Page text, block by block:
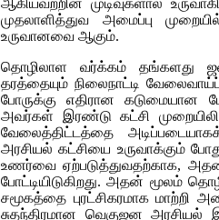
ஆகியவற்றின் முடிவுகளால்
முதலாளித்துவ அமைப்பு
உருவானவை ஆகும்.
தொழிலாள வர்க்கம் தங்களது
தரத்தையும் நிலைநாட்டி
போருக்கு எதிரான கடுமையான
அவர்கள் இரண்டு கட்சி
வேலைத்திட்டத்தை
அரசியல் கட்சியை உருவாக்கும்
உணர்வை ஏற்படுத்துவதற்காக,
போட்டியிடுகிறது. அதன் மூலம்
சமூகத்தை புரட்சிகரமாக மாற்றி
சுதந்திரமான வெகுஜன அரசியல்